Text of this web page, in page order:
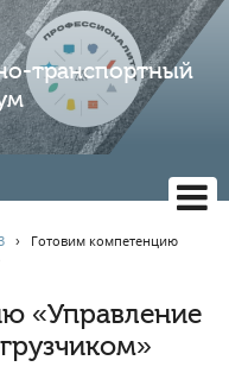
транспортный
› Готовим компетенцию
«Управление